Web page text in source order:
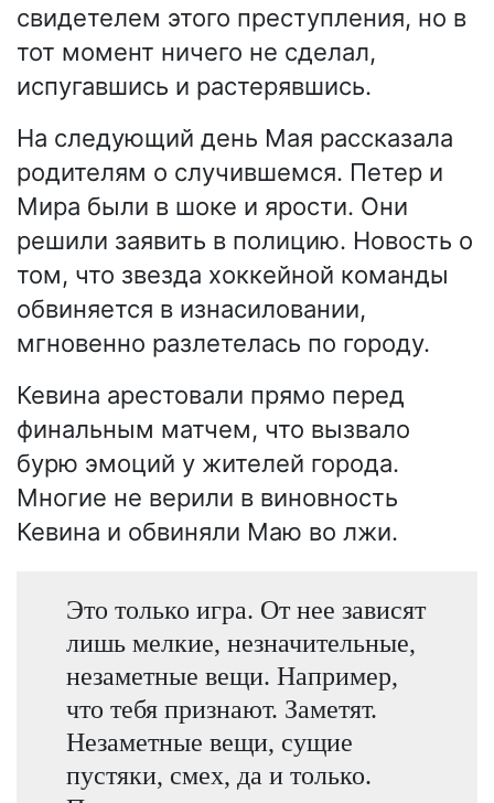
свидетелем этого преступления, но в
тот момент ничего не сделал,
испугавшись и растерявшись.
На следующий день Мая рассказала
родителям о случившемся. Петер и
Мира были в шоке и ярости. Они
решили заявить в полицию. Новость о
том, что звезда хоккейной команды
обвиняется в изнасиловании,
мгновенно разлетелась по городу.
Кевина арестовали прямо перед
финальным матчем, что вызвало
бурю эмоций у жителей города.
Многие не верили в виновность
Кевина и обвиняли Маю во лжи.
Это только игра. От нее зависят
лишь мелкие, незначительные,
незаметные вещи. Например,
что тебя признают. Заметят.
Незаметные вещи, сущие
пустяки, смех, да и только.